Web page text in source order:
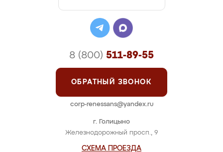
г. Голицыно
Железнодорожный просп., 9
СХЕМА ПРОЕЗДА
8 (800) 511-89-55
ОБРАТНЫЙ ЗВОНОК
corp-renessans@yandex.ru